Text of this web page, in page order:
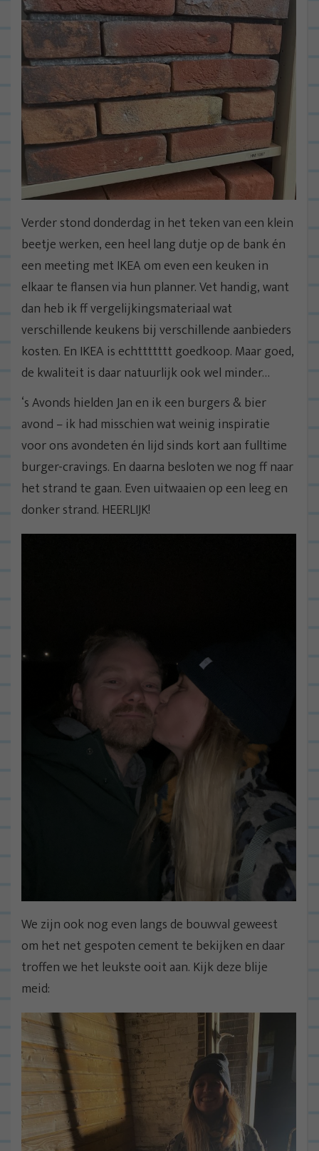
Verder stond donderdag in het teken van een klein
beetje werken, een heel lang dutje op de bank én
een meeting met IKEA om even een keuken in
elkaar te flansen via hun planner. Vet handig, want
dan heb ik ff vergelijkingsmateriaal wat
verschillende keukens bij verschillende aanbieders
kosten. En IKEA is echttttttt goedkoop. Maar goed,
de kwaliteit is daar natuurlijk ook wel minder…
‘s Avonds hielden Jan en ik een burgers & bier
avond – ik had misschien wat weinig inspiratie
voor ons avondeten én lijd sinds kort aan fulltime
burger-cravings. En daarna besloten we nog ff naar
het strand te gaan. Even uitwaaien op een leeg en
donker strand. HEERLIJK!
We zijn ook nog even langs de bouwval geweest
om het net gespoten cement te bekijken en daar
troffen we het leukste ooit aan. Kijk deze blije
meid: